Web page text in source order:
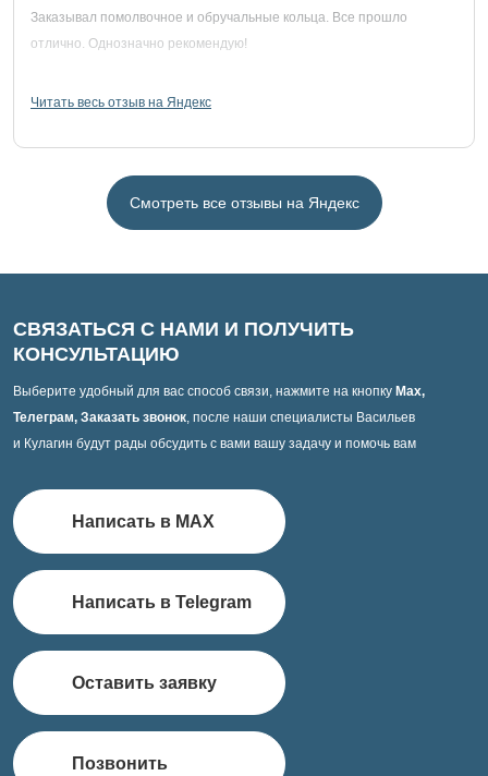
Заказывал помолвочное и обручальные кольца. Все прошло
отлично. Однозначно рекомендую!
Читать весь отзыв на Яндекс
Смотреть все отзывы на Яндекс
СВЯЗАТЬСЯ С НАМИ И ПОЛУЧИТЬ
КОНСУЛЬТАЦИЮ
Выберите удобный для вас способ связи, нажмите на кнопку Max,
Телеграм, Заказать звонок, после наши специалисты Васильев
и Кулагин будут рады обсудить с вами вашу задачу и помочь вам
Написать в MAX
Написать в Telegram
Оставить заявку
Позвонить